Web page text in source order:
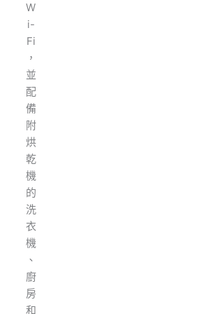
W
i-
Fi
，
並
配
備
附
烘
乾
機
的
洗
衣
機
、
廚
房
和